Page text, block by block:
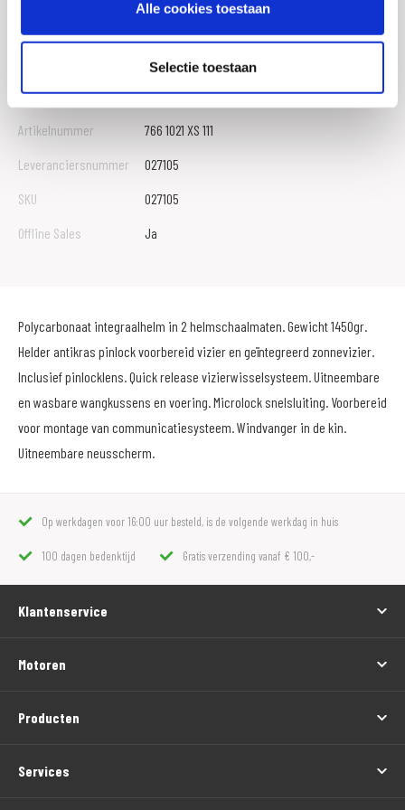
Alle cookies toestaan
Selectie toestaan
8002391061785
Titel
Helm Caberg, Jackal
Artikelnummer
766 1021 XS 111
Leveranciersnummer
027105
SKU
027105
Offline Sales
Ja
Polycarbonaat integraalhelm in 2 helmschaalmaten. Gewicht 1450gr.
Helder antikras pinlock voorbereid vizier en geïntegreerd zonnevizier.
Inclusief pinlocklens. Quick release vizierwisselsysteem. Uitneembare
en wasbare wangkussens en voering. Microlock snelsluiting. Voorbereid
voor montage van communicatiesysteem. Windvanger in de kin.
Uitneembare neusscherm.
Op werkdagen voor 16:00 uur besteld, is de volgende werkdag in huis
100 dagen bedenktijd Gratis verzending vanaf € 100,-
Klantenservice
Motoren
Producten
Services